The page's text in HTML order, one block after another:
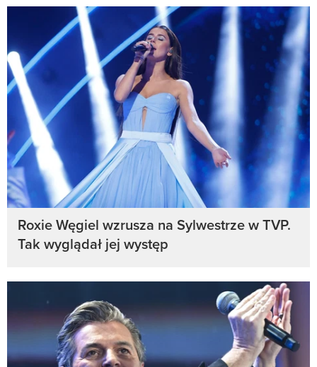
Roxie Węgiel wzrusza na Sylwestrze w TVP.
Tak wyglądał jej występ